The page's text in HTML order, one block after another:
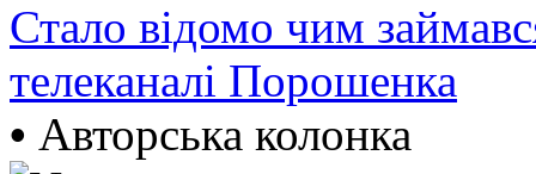
Стало відомо чим
телеканалі Порошенка
• Авторська колонка